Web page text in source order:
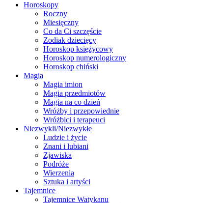
Horoskopy
Roczny
Miesięczny
Co da Ci szczęście
Zodiak dziecięcy
Horoskop księżycowy
Horoskop numerologiczny
Horoskop chiński
Magia
Magia imion
Magia przedmiotów
Magia na co dzień
Wróżby i przepowiednie
Wróżbici i terapeuci
Niezwykli/Niezwykłe
Ludzie i życie
Znani i lubiani
Zjawiska
Podróże
Wierzenia
Sztuka i artyści
Tajemnice
Tajemnice Watykanu